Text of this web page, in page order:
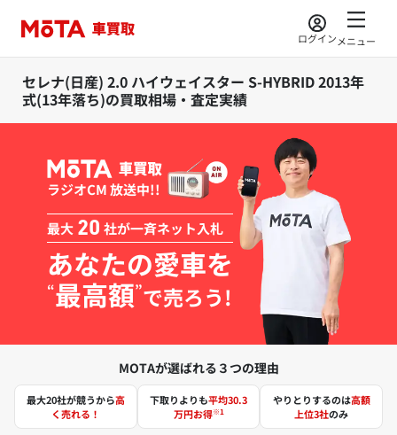
ログインメニュー
セレナ(日産) 2.0 ハイウェイスター S-HYBRID 2013年
式(13年落ち)の買取相場・査定実績
ラジオCM 放送中!!
最大 20 社が一斉ネット入札
あなたの愛車を
“最高額”で売ろう!
MOTAが選ばれる３つの理由
最大20社が競うから高
く売れる！
下取りよりも平均30.3
万円お得※1
やりとりするのは高額
上位3社のみ